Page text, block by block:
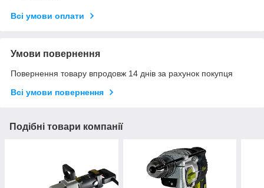
Всі умови оплати
Умови повернення
Повернення товару впродовж 14 днів за рахунок покупця
Всі умови повернення
Подібні товари компанії